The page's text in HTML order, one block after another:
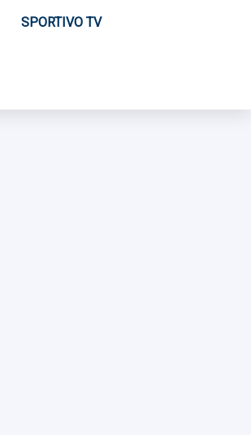
SPORTIVO TV